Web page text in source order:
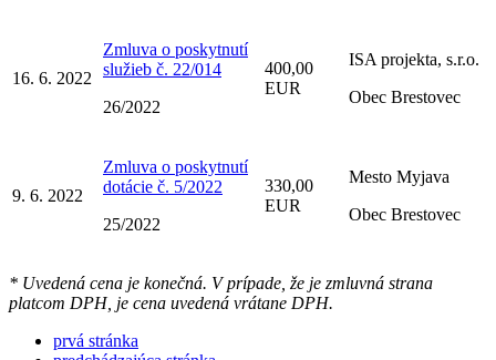
16. 6. 2022
Zmluva o poskytnutí
služieb č. 22/014
26/2022
400,00
EUR
ISA projekta, s.r.o.
Obec Brestovec
9. 6. 2022
Zmluva o poskytnutí
dotácie č. 5/2022
25/2022
330,00
EUR
Mesto Myjava
Obec Brestovec
* Uvedená cena je konečná. V prípade, že je zmluvná strana
platcom DPH, je cena uvedená vrátane DPH.
prvá stránka